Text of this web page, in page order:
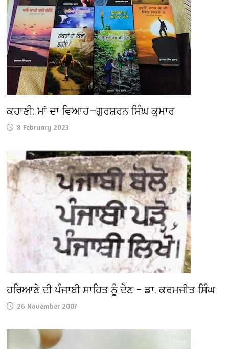
ਕਹਾਣੀ: ਮਾਂ ਦਾ ਵਿਆਹ—ਗੁਰਸ਼ਰਨ ਸਿੰਘ ਕੁਮਾਰ
8 February 2023
ਹਰਿਆਣੇ ਦੀ ਪੰਜਾਬੀ ਸਾਹਿਤ ਨੂੰ ਦੇਣ – ਡਾ. ਕਰਮਜੀਤ ਸਿੰਘ
26 November 2007